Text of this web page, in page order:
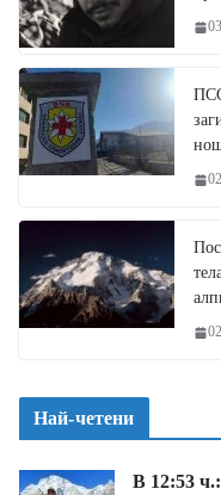
Най-четени
В 12:53